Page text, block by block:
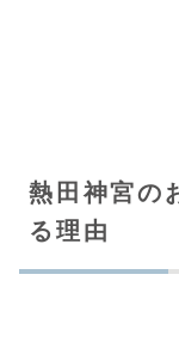
熱田神宮の
る理由